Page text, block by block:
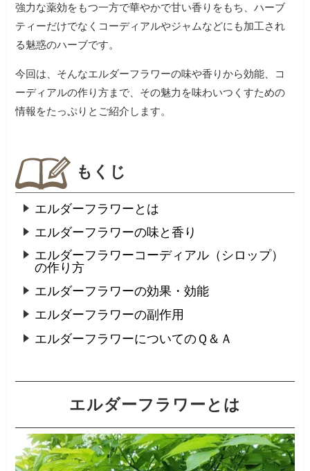
強力な薬効をもつ一方で華やかで甘い香りをもち、ハーブ
ティーだけでなくコーディアルやジャムなどにも加工され
る魅惑のハーブです。
今回は、そんなエルダーフラワーの味や香りから効能、コ
ーディアルの作り方まで、その魅力を味わいつくすための
情報をたっぷりとご紹介します。
もくじ
エルダーフラワーとは
エルダーフラワーの味と香り
エルダーフラワーコーディアル（シロップ）
の作り方
エルダーフラワーの効果・効能
エルダーフラワーの副作用
エルダーフラワーについてのＱ＆Ａ
エルダーフラワーとは